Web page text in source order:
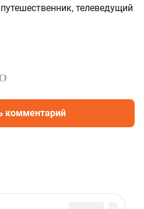
телеведущий
комментарий